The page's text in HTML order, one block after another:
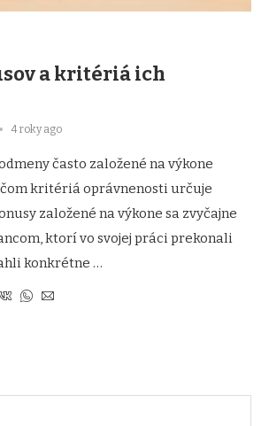
a kritériá ich
4 roky ago
často založené na výkone
kritériá oprávnenosti určuje
založené na výkone sa zvyčajne
ktorí vo svojej práci prekonali
konkrétne …